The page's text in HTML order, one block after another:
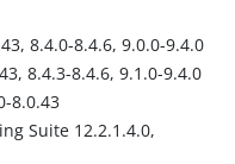
8.4.0-8.4.6, 9.0.0-9.4.0
8.4.3-8.4.6, 9.1.0-9.4.0
8.0.43
Suite 12.2.1.4.0,